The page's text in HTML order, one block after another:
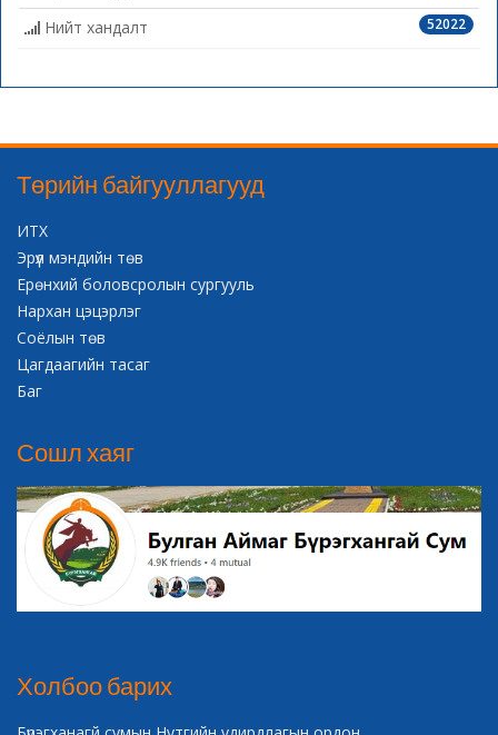
52022
Нийт хандалт
Төрийн байгууллагууд
ИТХ
Эрүүл мэндийн төв
Ерөнхий боловсролын сургууль
Нархан цэцэрлэг
Соёлын төв
Цагдаагийн тасаг
Баг
Сошл хаяг
Холбоо барих